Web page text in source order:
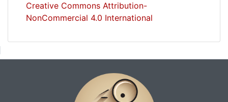
Creative Commons Attribution-
NonCommercial 4.0 International